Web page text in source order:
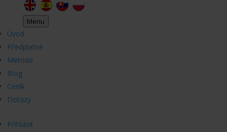
Menu
Úvod
Předplatné
Metoda
Blog
Ceník
Dotazy
Přihlásit